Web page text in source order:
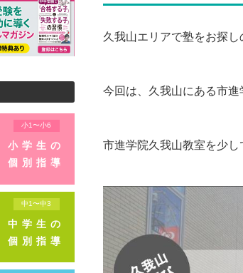
小1〜小6
小学生の
個別指導
中1〜中3
中学生の
個別指導
久我山エリアで塾をお探し
今回は、久我山にある市進
市進学院久我山教室を少し